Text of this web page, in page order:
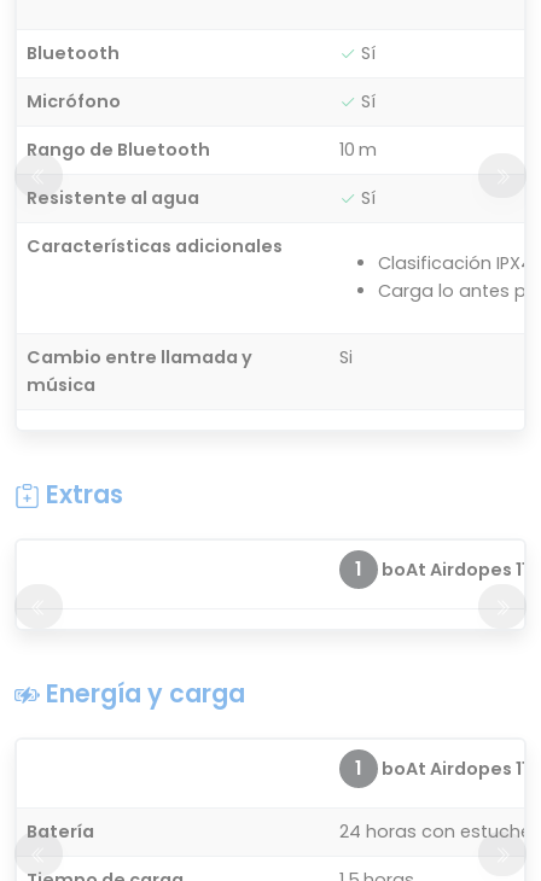
Bluetooth
Sí
Micrófono
Sí
Rango de Bluetooth
10 m
Resistente al agua
Sí
Características adicionales
Clasificación IPX4
Carga lo antes
Cambio entre llamada y
música
Si
Extras
1 boAt Airdopes 115
Energía y carga
1 boAt Airdopes 115
Batería
24 horas con estuche